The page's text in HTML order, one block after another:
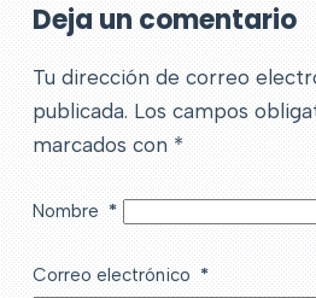
Deja un comentario
Tu dirección de correo
publicada. Los campos
marcados con*
Nombre*
Correo electrónico*